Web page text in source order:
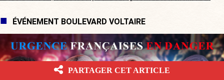
ÉVÉNEMENT BOULEVARD VOLTAIRE
PARTAGER CET ARTICLE